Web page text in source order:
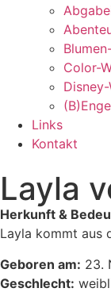
Color-
Links
Kontakt
Layla
Herkunft &
Layla kommt aus
Geboren am: 23.
Geschlecht: